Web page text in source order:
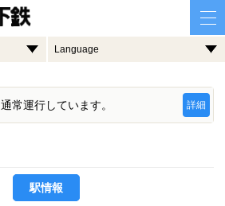
Language
通常運行しています。 詳細
駅情報